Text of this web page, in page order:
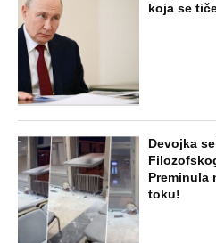
koja se
Devojka
Preminula
toku!